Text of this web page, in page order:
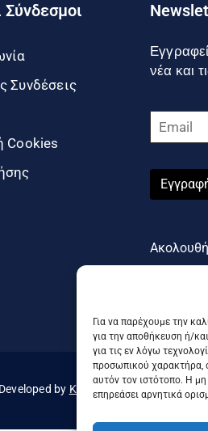
Για να παρέχουμε την
για την αποθήκευση ή/
για τις εν λόγω
προσωπικού χαρακτήρα,
αυτόν τον ιστότοπο. Η
επηρεάσει αρνητικά
Σύνδεσμοι
Συνδέσεις
Cookies
νέα και
by Knowledge A.E.